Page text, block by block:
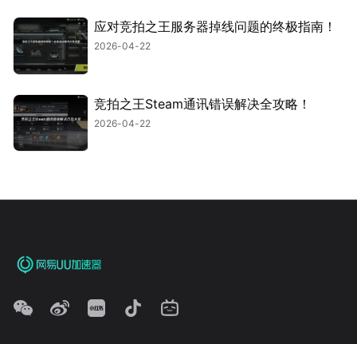
应对竞拍之王服务器掉线问题的终极指南！
2026-04-22
竞拍之王Steam通讯错误解决全攻略！
2026-04-22